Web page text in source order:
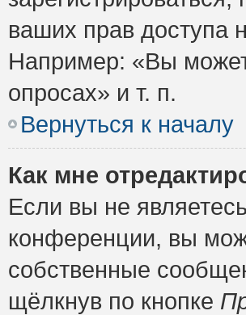
ваших прав доступа
Например: «Вы
опросах» и т. п.
Вернуться к началу
Как мне
Если вы не
конференции, вы
собственные
щёлкнув по кнопке